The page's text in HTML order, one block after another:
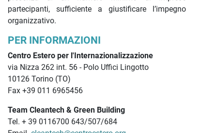
partecipanti, sufficiente a giustificare l’impegno
organizzativo.
PER INFORMAZIONI
Centro Estero per l'Internazionalizzazione
via Nizza 262 int. 56 - Polo Uffici Lingotto
10126 Torino (TO)
Fax +39 011 6965456
Team Cleantech & Green Building
Tel. + 39 0116700 643/507/684